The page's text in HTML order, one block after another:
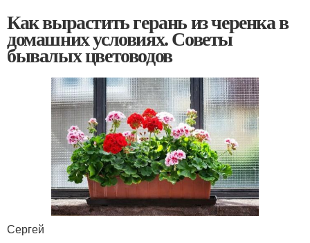
Как вырастить герань из черенка в
домашних условиях. Советы
бывалых цветоводов
Сергей